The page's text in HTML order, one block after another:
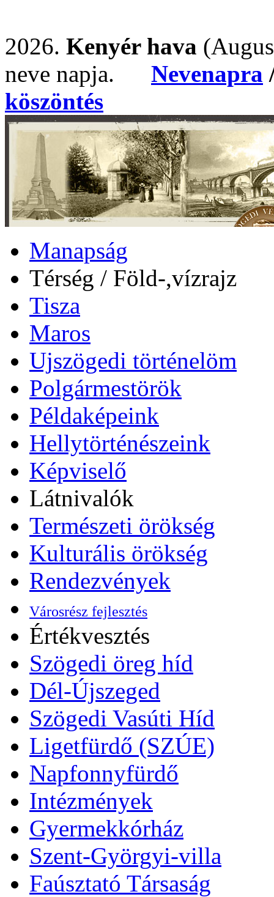
2026. Kenyér hava
neve napja. Nevenapra
köszöntés
Manapság
Térség / Föld-,vízrajz
Tisza
Maros
Ujszögedi történelöm
Polgármestörök
Példaképeink
Hellytörténészeink
Képviselő
Látnivalók
Természeti örökség
Kulturális örökség
Rendezvények
Városrész fejlesztés
Értékvesztés
Szögedi öreg híd
Dél-Újszeged
Szögedi Vasúti Híd
Ligetfürdő (SZÚE)
Napfonnyfürdő
Intézmények
Gyermekkórház
Szent-Györgyi-villa
Faúsztató Társaság